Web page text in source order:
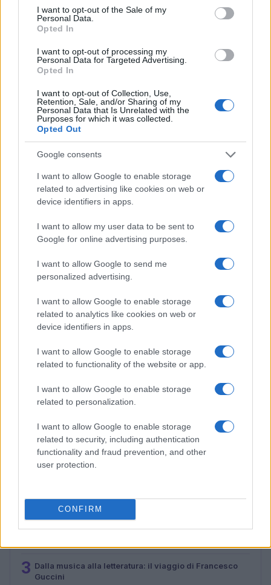
consent section.
I want to opt-out of the Sale of my
Personal Data.
Opted In
I want to opt-out of processing my
Personal Data for Targeted Advertising.
Opted In
I want to opt-out of Collection, Use,
Retention, Sale, and/or Sharing of my
Personal Data that Is Unrelated with the
Purposes for which it was collected.
Opted Out
Google consents
I want to allow Google to enable storage
related to advertising like cookies on web or
device identifiers in apps.
I want to allow my user data to be sent to
Google for online advertising purposes.
I want to allow Google to send me
personalized advertising.
I want to allow Google to enable storage
related to analytics like cookies on web or
device identifiers in apps.
I want to allow Google to enable storage
related to functionality of the website or app.
I want to allow Google to enable storage
related to personalization.
I want to allow Google to enable storage
related to security, including authentication
functionality and fraud prevention, and other
user protection.
CONFIRM
Ottimizzare studio e lavoro su Mac e Windows con un
ecosistema doppio
Francesca Lombardi · 7 Ago 2026
FANATISMO TECH
Dalla musica alla letteratura: il viaggio di Francesco
Guccini
PIÙ LETTI
1
Star Trek celebra 60 anni con un documentario in
arrivo nei cinema Regal
2 Ottimizzare studio e lavoro su Mac e Windows con un
3 Dalla musica alla letteratura: il viaggio di Francesco
Guccini